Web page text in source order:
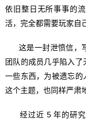
依旧整日无所事事的
活，完全都需要玩家自
这是一封泄愤信，
团队的成员几乎陷入
一些东西，为被遗忘
这个主题，也同样严肃
经过近 5 年的研究